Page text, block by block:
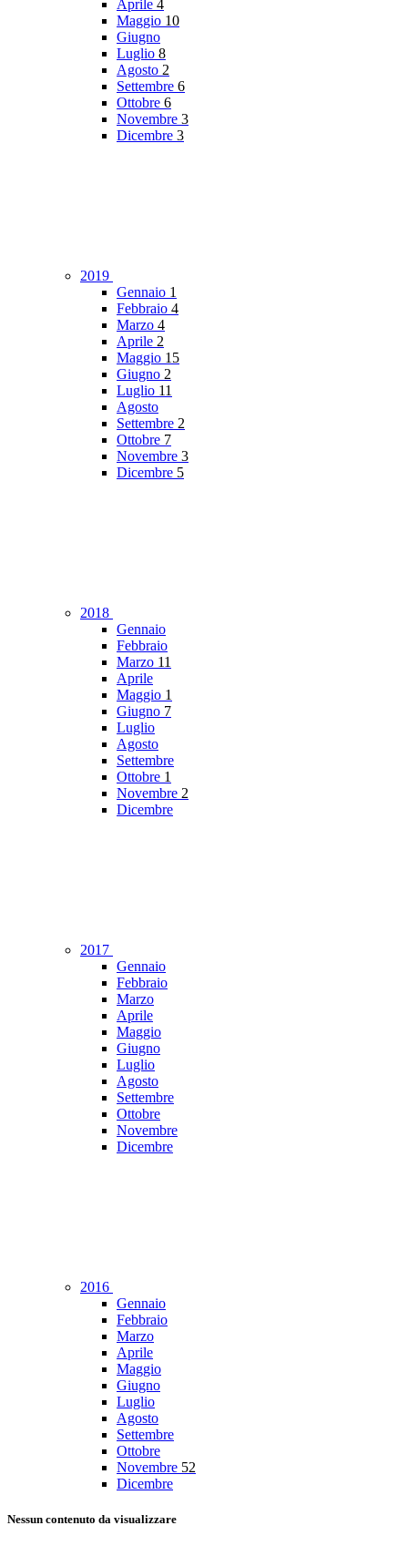
Aprile 4
Maggio 10
Giugno
Luglio 8
Agosto 2
Settembre 6
Ottobre 6
Novembre 3
Dicembre 3
2019
Gennaio 1
Febbraio 4
Marzo 4
Aprile 2
Maggio 15
Giugno 2
Luglio 11
Agosto
Settembre 2
Ottobre 7
Novembre 3
Dicembre 5
2018
Gennaio
Febbraio
Marzo 11
Aprile
Maggio 1
Giugno 7
Luglio
Agosto
Settembre
Ottobre 1
Novembre 2
Dicembre
2017
Gennaio
Febbraio
Marzo
Aprile
Maggio
Giugno
Luglio
Agosto
Settembre
Ottobre
Novembre
Dicembre
2016
Gennaio
Febbraio
Marzo
Aprile
Maggio
Giugno
Luglio
Agosto
Settembre
Ottobre
Novembre 52
Dicembre
Nessun contenuto da visualizzare